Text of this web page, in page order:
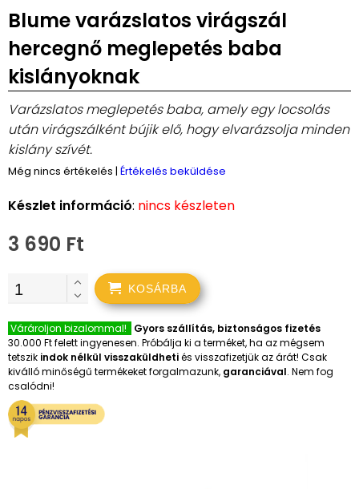
Blume varázslatos virágszál
hercegnő meglepetés baba
kislányoknak
Varázslatos meglepetés baba, amely egy locsolás
után virágszálként bújik elő, hogy elvarázsolja minden
kislány szívét.
Még nincs értékelés | Értékelés beküldése
Készlet információ: nincs készleten
3 690 Ft
KOSÁRBA
Várároljon bizalommal!
Gyors szállítás, biztonságos fizetés
30.000 Ft felett ingyenesen. Próbálja ki a terméket, ha az mégsem
tetszik indok nélkül visszaküldhetiés visszafizetjük az árát! Csak
kiválló minőségű termékeket forgalmazunk, garanciával. Nem fog
csalódni!